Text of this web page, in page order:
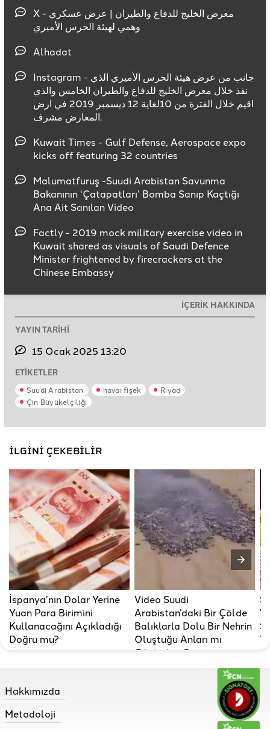
X - معرض الخليج للدفاع والطيران | عرض عسكري
وهمي لهيئة الحرس الأميري
Alhadat
Instagram - جانب من عرض هيئة الحرس الأميري الذي
نفذ خلال معرض الخليج للدفاع والطيران الخامس والذي
اقيم خلال الفترة من 10لغاية 12 ديسمبر 2019 في ارض
المعارض مشرف.
Kuwait Times - Gulf Defense, Aerospace expo
kicks off featuring 32 countries
Malumatfuruş -Suudi Arabistan Savunma
Bakanının ‘Çatapatları’ Bomba Sanıp Kaçtığı
Ana Ait Sanılan Video
Factly - 2019 mock military exercise video in
Kuwait shared as visuals of Saudi Defence
Minister frightened by firecrackers at the
Chinese Embassy
İÇERİK HAKKINDA
YAYIN TARİHİ
15 Ocak 2025 13:20
ETİKETLER
Suudi Arabistan havai fişek
Riyad
Çin Büyükelçiliği
İLGİNİ ÇEKEBİLİR
İspanya’nın Dolar Yerine
Yuan Para Birimini
Kullanacağını Açıkladığı
Doğru mu?
Video Suudi
Arabistan’daki Bir Çölde
Balıklarla Dolu Bir Nehrin
Oluştuğu Anları mı
Gösteriyor?
Hakkımızda
Metodoloji